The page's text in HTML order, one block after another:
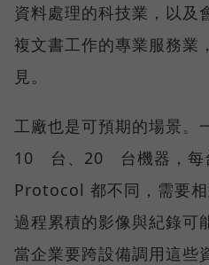
資料處理的科技業，以及
複文書工作的專業服務業
見。
工廠也是可預期的場景
10 台、20 台機器，每
Protocol 都不同，需要
過程累積的影像與紀錄可
當企業要跨設備調用這